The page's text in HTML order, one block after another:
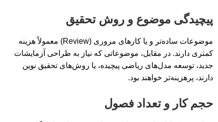
پیچیدگی موضوع و روش تحقیق
موضوعات ساده‌تر و یا کارهای مروری (Review) معمولاً هزینه
کمتری دارند. در مقابل، موضوعاتی که نیاز به طراحی آزمایشات
جدید، توسعه مدل‌های ریاضی پیچیده، یا روش‌های تحقیق نوین
دارند، پرهزینه‌تر خواهند بود.
حجم کار و تعداد فصول